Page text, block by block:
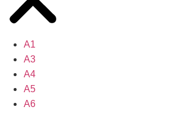
A1
A3
A4
A5
A6